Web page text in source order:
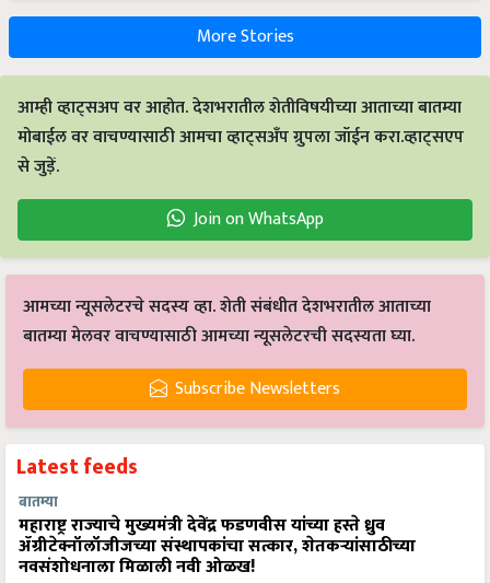
More Stories
आम्ही व्हाट्सअप वर आहोत. देशभरातील शेतीविषयीच्या आताच्या बातम्या
मोबाईल वर वाचण्यासाठी आमचा व्हाट्सअँप ग्रुपला जॉईन करा.व्हाट्सएप
से जुड़ें.
Join on WhatsApp
आमच्या न्यूसलेटरचे सदस्य व्हा. शेती संबंधीत देशभरातील आताच्या
बातम्या मेलवर वाचण्यासाठी आमच्या न्यूसलेटरची सदस्यता घ्या.
Subscribe Newsletters
Latest feeds
बातम्या
महाराष्ट्र राज्याचे मुख्यमंत्री देवेंद्र फडणवीस यांच्या हस्ते ध्रुव
ॲग्रीटेक्नॉलॉजीजच्या संस्थापकांचा सत्कार, शेतकऱ्यांसाठीच्या
नवसंशोधनाला मिळाली नवी ओळख!